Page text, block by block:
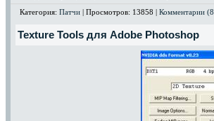
Категория: Патчи | Просмотров: 13858 | Комментарии
Texture Tools для Adobe Photoshop